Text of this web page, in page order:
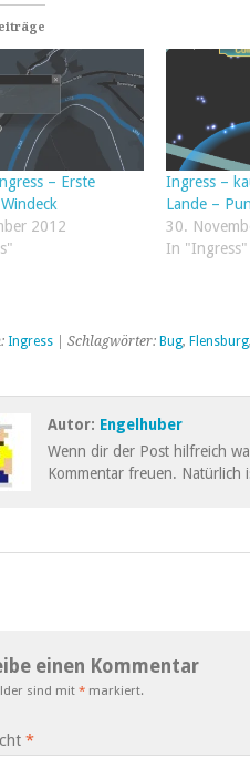
– Erste
2012
Ingress –
Lande –
30.
In "Ingress"
Ingress | Schlagwörter: Bug, Flensburg,
Autor: Engelhuber
Wenn dir der Post hilfreich
Kommentar freuen. Natürlich
einen Kommentar
sind mit * markiert.
*